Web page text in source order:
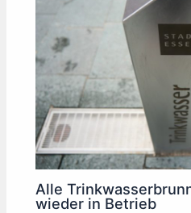
Alle
wieder in Betrieb